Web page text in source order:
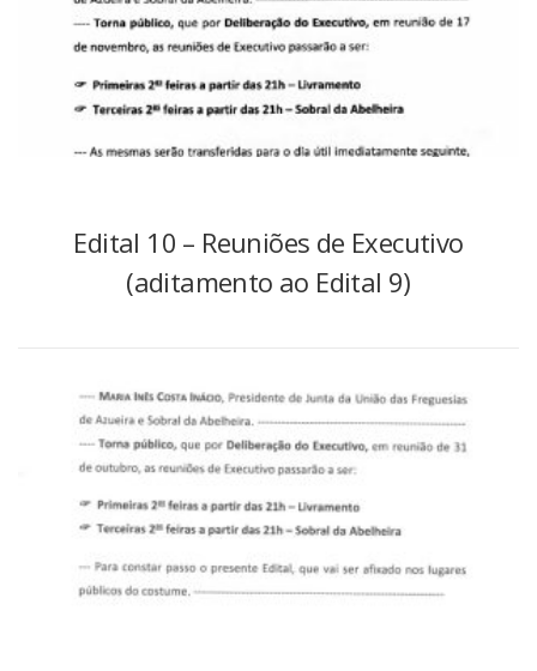
Edital 10 – Reuniões de Executivo
(aditamento ao Edital 9)